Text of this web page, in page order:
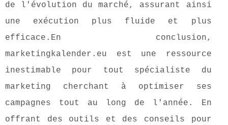
de l'évolution du marché, assurant ainsi
une exécution plus fluide et plus
efficace.En conclusion,
marketingkalender.eu est une ressource
inestimable pour tout spécialiste du
marketing cherchant à optimiser ses
campagnes tout au long de l'année. En
offrant des outils et des conseils pour